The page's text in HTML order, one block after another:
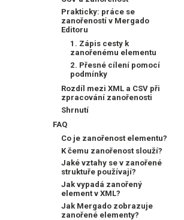
Prakticky: práce se
zanořeností v Mergado
Editoru
1. Zápis cesty k
zanořenému elementu
2. Přesné cílení pomocí
podmínky
Rozdíl mezi XML a CSV při
zpracování zanořenosti
Shrnutí
FAQ
Co je zanořenost elementu?
K čemu zanořenost slouží?
Jaké vztahy se v zanořené
struktuře používají?
Jak vypadá zanořený
element v XML?
Jak Mergado zobrazuje
zanořené elementy?